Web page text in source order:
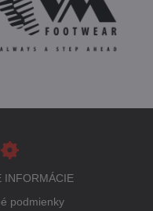
INFORMÁCIE
podmienky